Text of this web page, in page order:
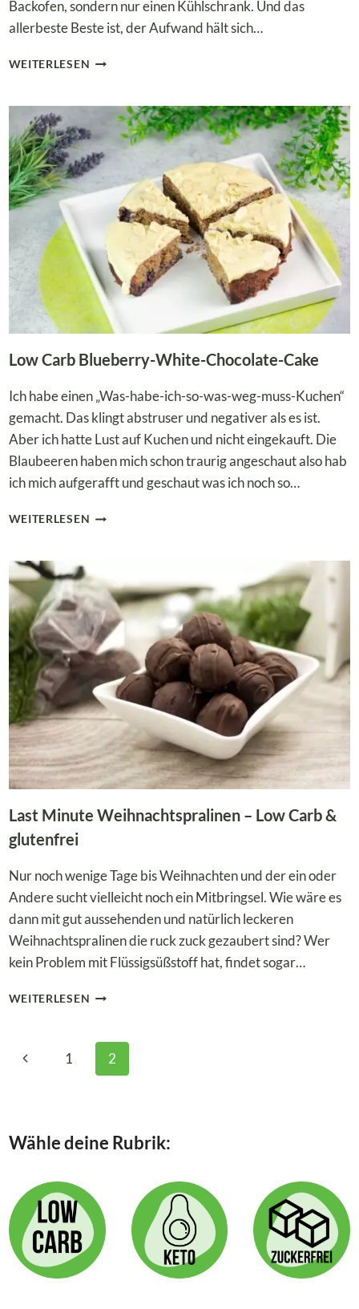
Backofen, sondern nur einen Kühlschrank. Und das
allerbeste Beste ist, der Aufwand hält sich…
WEITERLESEN LOW
BAKE-
CAKE:
ERFRISCHENDE
ERDBEER-
MASCARPONE-
TORTE
Low Carb Blueberry-White-Chocolate-Cake
Ich habe einen „Was-habe-ich-so-was-weg-muss-Kuchen“
gemacht. Das klingt abstruser und negativer als es ist.
Aber ich hatte Lust auf Kuchen und nicht eingekauft. Die
Blaubeeren haben mich schon traurig angeschaut also hab
ich mich aufgerafft und geschaut was ich noch so…
WEITERLESEN LOW
CHOCOLATE-
CAKE
Last Minute Weihnachtspralinen – Low Carb &
glutenfrei
Nur noch wenige Tage bis Weihnachten und der ein oder
Andere sucht vielleicht noch ein Mitbringsel. Wie wäre es
dann mit gut aussehenden und natürlich leckeren
Weihnachtspralinen die ruck zuck gezaubert sind? Wer
kein Problem mit Flüssigsüßstoff hat, findet sogar…
WEITERLESEN LAST
–
LOW
CARB
Seitennavigation
Vorherige
1 2
Wähle deine Rubrik: